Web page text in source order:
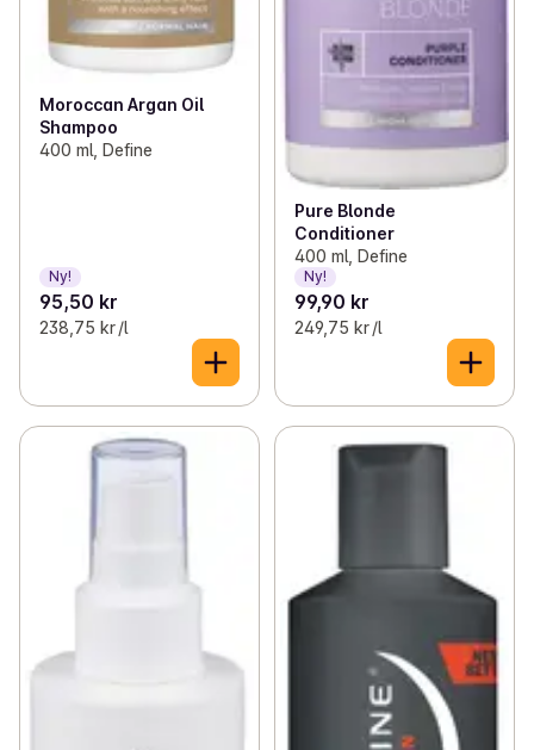
Moroccan Argan Oil
Shampoo
400 ml, Define
Ny!
95,50 kr
238,75 kr /l
Pure Blonde
Conditioner
400 ml, Define
Ny!
99,90 kr
249,75 kr /l